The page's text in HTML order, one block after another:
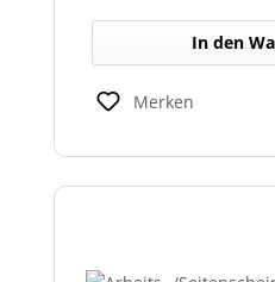
Integration
Netzwerk erleichtert.
In den
Merken